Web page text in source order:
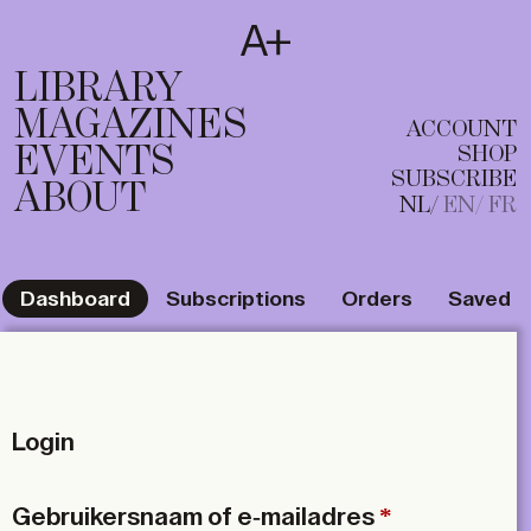
T
EN FR
LIBRARY
MAGAZINES
EVENTS
ABOUT
ACCOUNT
SHOP
SUBSCRIBE
NL EN FR
Dashboard Subscriptions Orders Saved
Login
Gebruikersnaam of e-mailadres *